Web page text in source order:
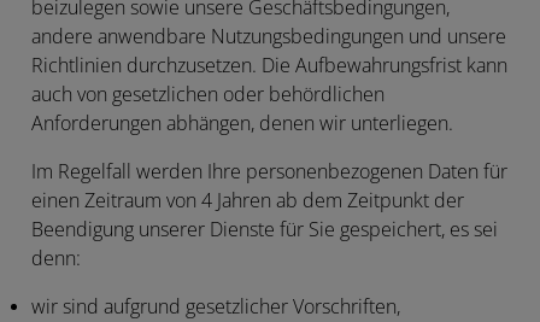
beizulegen sowie unsere Geschäftsbedingungen,
andere anwendbare Nutzungsbedingungen und unsere
Richtlinien durchzusetzen. Die Aufbewahrungsfrist kann
auch von gesetzlichen oder behördlichen
Anforderungen abhängen, denen wir unterliegen.
Im Regelfall werden Ihre personenbezogenen Daten für
einen Zeitraum von 4 Jahren ab dem Zeitpunkt der
Beendigung unserer Dienste für Sie gespeichert, es sei
denn:
wir sind aufgrund gesetzlicher Vorschriften,